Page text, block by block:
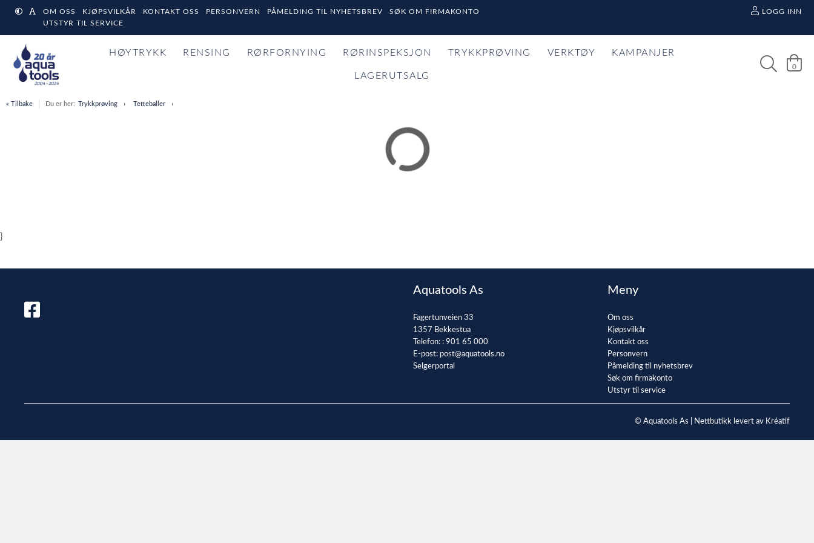
OM OSS KJØPSVILKÅR KONTAKT OSS PERSONVERN PÅMELDING TIL NYHETSBREV
SØK OM FIRMAKONTO
UTSTYR TIL SERVICE
LOGG INN
HØYTRYKK RENSING RØRFORNYING RØRINSPEKSJON TRYKKPRØVING VERKTØY KAMPANJER
LAGERUTSALG
0
« Tilbake Du er her: Trykkprøving Tetteballer
}
Aquatools As
Fagertunveien 33
1357 Bekkestua
Telefon: : 901 65 000
E-post: post@aquatools.no
Selgerportal
Meny
Om oss
Kjøpsvilkår
Kontakt oss
Personvern
Påmelding til nyhetsbrev
Søk om firmakonto
Utstyr til service
© Aquatools As | Nettbutikk levert av Kréatif